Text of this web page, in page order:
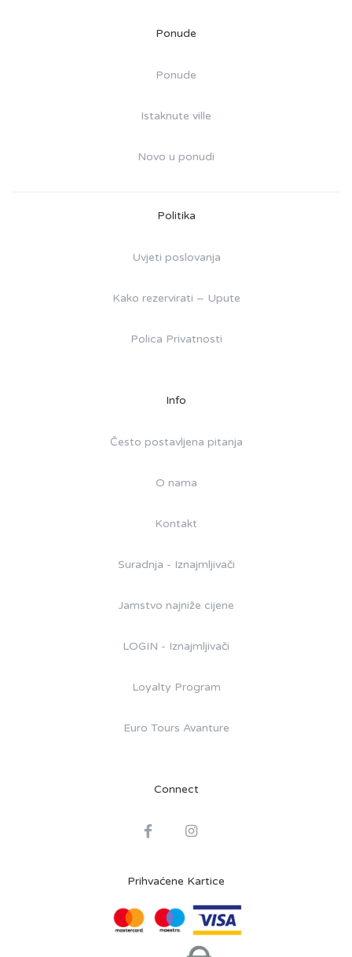
Ponude
Ponude
Istaknute ville
Novo u ponudi
Politika
Uvjeti poslovanja
Kako rezervirati – Upute
Polica Privatnosti
Info
Često postavljena pitanja
O nama
Kontakt
Suradnja - Iznajmljivači
Jamstvo najniže cijene
LOGIN - Iznajmljivači
Loyalty Program
Euro Tours Avanture
Connect
Prihvaćene Kartice